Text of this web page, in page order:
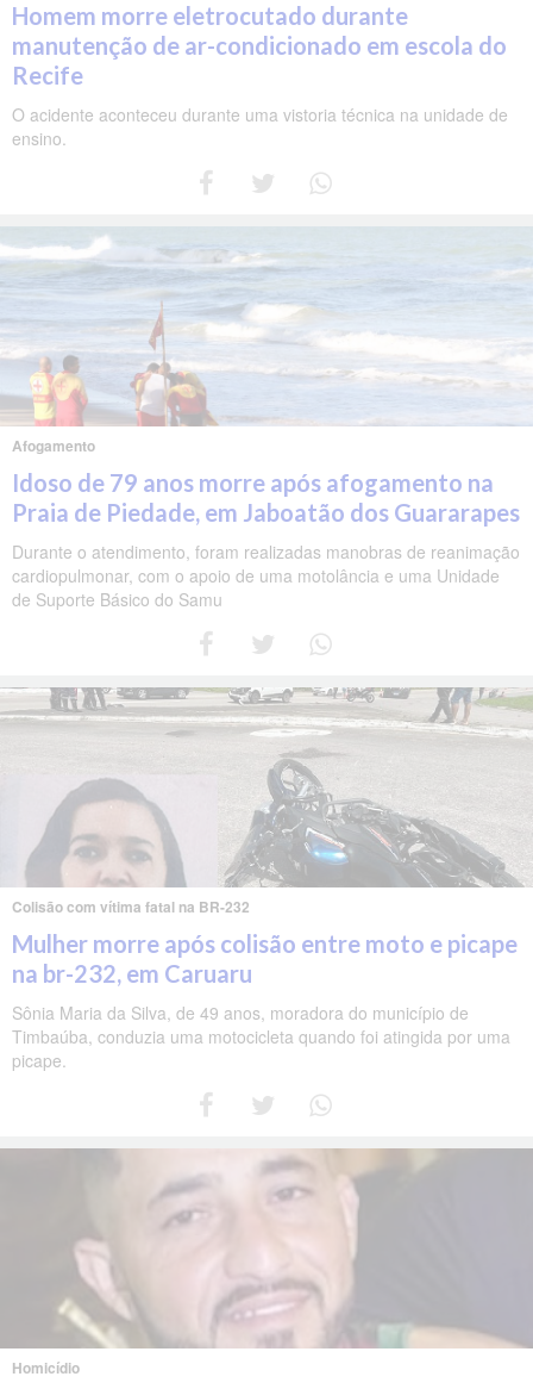
Homem morre eletrocutado durante
manutenção de ar-condicionado em escola do
Recife
O acidente aconteceu durante uma vistoria técnica na unidade de
ensino.
Afogamento
Idoso de 79 anos morre após afogamento na
Praia de Piedade, em Jaboatão dos Guararapes
Durante o atendimento, foram realizadas manobras de reanimação
cardiopulmonar, com o apoio de uma motolância e uma Unidade
de Suporte Básico do Samu
Colisão com vítima fatal na BR-232
Mulher morre após colisão entre moto e picape
na br-232, em Caruaru
Sônia Maria da Silva, de 49 anos, moradora do município de
Timbaúba, conduzia uma motocicleta quando foi atingida por uma
picape.
Homicídio